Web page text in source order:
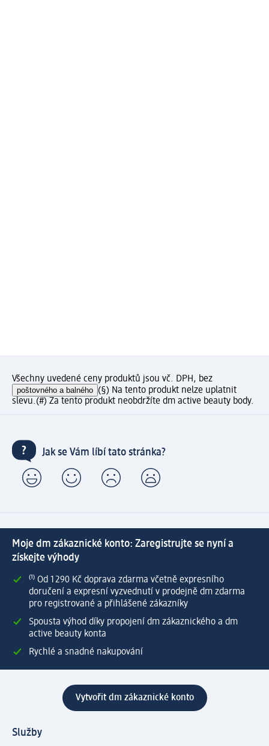
Všechny uvedené ceny produktů jsou vč. DPH, bez
poštovného a balného (§) Na tento produkt nelze uplatnit
slevu.(#) Za tento produkt neobdržíte dm active beauty body.
Jak se Vám líbí tato stránka?
Moje dm zákaznické konto: Zaregistrujte se nyní a
získejte výhody
⁽¹⁾ Od 1 290 Kč doprava zdarma včetně expresního
doručení a expresní vyzvednutí v prodejně dm zdarma
pro registrované a přihlášené zákazníky
Spousta výhod díky propojení dm zákaznického a dm
active beauty konta
Rychlé a snadné nakupování
Vytvořit dm zákaznické konto
Služby